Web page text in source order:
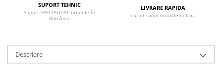
Memorii
Hard Disc-uri
Carcase
SUPORT TEHNIC
Suport SPECIALIZAT oriunde în
România
LIVRARE RAPIDA
Curier rapid oriunde in tara
Descriere